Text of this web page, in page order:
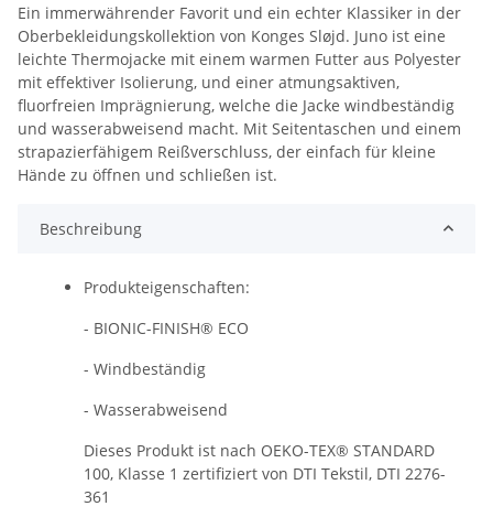
Ein immerwährender Favorit und ein echter Klassiker in der
Oberbekleidungskollektion von Konges Sløjd. Juno ist eine
leichte Thermojacke mit einem warmen Futter aus Polyester
mit effektiver Isolierung, und einer atmungsaktiven,
fluorfreien Imprägnierung, welche die Jacke windbeständig
und wasserabweisend macht. Mit Seitentaschen und einem
strapazierfähigem Reißverschluss, der einfach für kleine
Hände zu öffnen und schließen ist.
Beschreibung
Produkteigenschaften:
- BIONIC-FINISH® ECO
- Windbeständig
- Wasserabweisend
Dieses Produkt ist nach OEKO-TEX® STANDARD
100, Klasse 1 zertifiziert von DTI Tekstil, DTI 2276-
361